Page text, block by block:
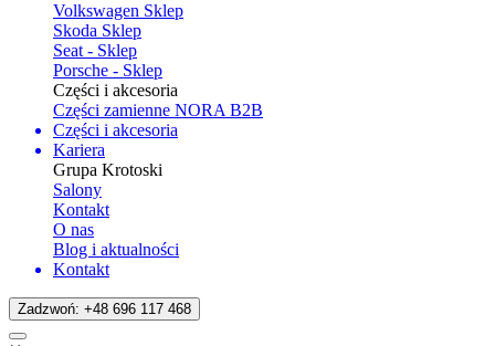
Volkswagen Sklep
Skoda Sklep
Seat - Sklep
Porsche - Sklep
Części i akcesoria
Części zamienne NORA B2B
Części i akcesoria
Kariera
Grupa Krotoski
Salony
Kontakt
O nas
Blog i aktualności
Kontakt
Zadzwoń: +48 696 117 468